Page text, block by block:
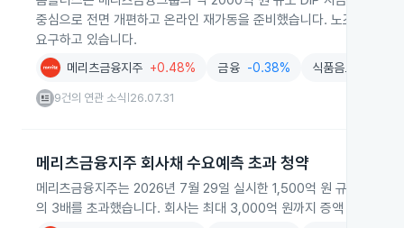
중심으로 전면 개편하고 온라인 재가동을 준비했습니다. 노조는 자
요구하고 있습니다.
메리츠금융지주 +0.48% 금융 -0.38% 식품음료
9건의 연관 소식 26.07.31
메리츠금융지주 회사채 수요예측 초과 청약
메리츠금융지주는 2026년 7월 29일 실시한 1,500억 원 규모 회사
의 3배를 초과했습니다. 회사는 최대 3,000억 원까지 증액 발행을 검